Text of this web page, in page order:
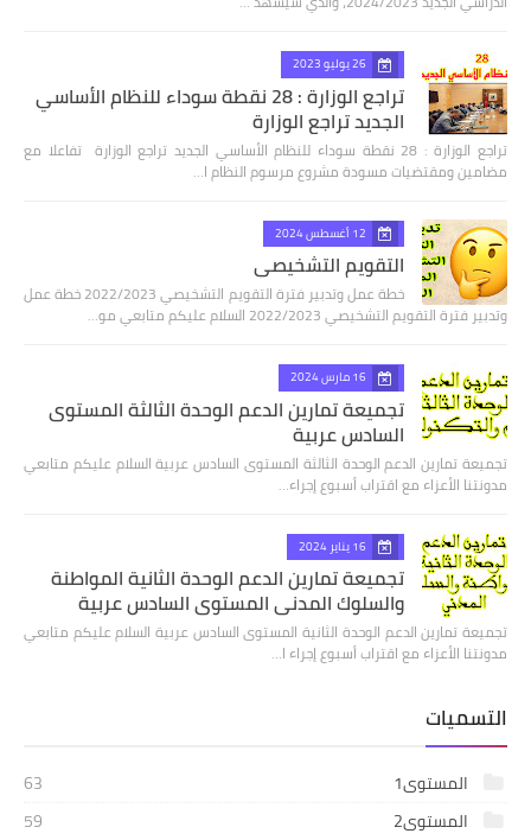
26 يوليو 2023
تراجع الوزارة : 28 نقطة سوداء للنظام الأساسي
الجديد تراجع الوزارة
تراجع الوزارة : 28 نقطة سوداء للنظام الأساسي الجديد تراجع الوزارة تفاعلا مع
مضامين ومقتضيات مسودة مشروع مرسوم النظام ا…
12 أغسطس 2024
التقويم التشخيصي
خطة عمل وتدبير فترة التقويم التشخيصي 2022/2023 خطة عمل
وتدبير فترة التقويم التشخيصي 2022/2023 السلام عليكم متابعي مو…
16 مارس 2024
تجميعة تمارين الدعم الوحدة الثالثة المستوى
السادس عربية
تجميعة تمارين الدعم الوحدة الثالثة المستوى السادس عربية السلام عليكم متابعي
مدونتنا الأعزاء مع اقتراب أسبوع إجراء…
16 يناير 2024
تجميعة تمارين الدعم الوحدة الثانية المواطنة
والسلوك المدني المستوى السادس عربية
تجميعة تمارين الدعم الوحدة الثانية المستوى السادس عربية السلام عليكم متابعي
مدونتنا الأعزاء مع اقتراب أسبوع إجراء ا…
التسميات
المستوى1
63
المستوى2
59